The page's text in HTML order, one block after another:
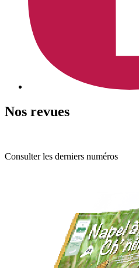
Nos revues
Consulter les derniers numéros